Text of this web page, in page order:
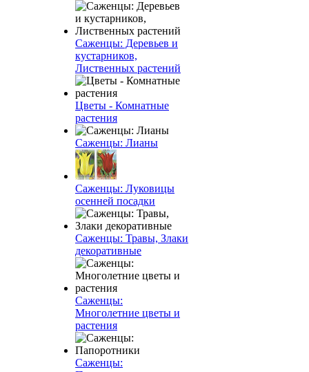
Саженцы: Деревьев и
кустарников,
Лиственных растений
Цветы - Комнатные
растения
Саженцы: Лианы
Саженцы: Луковицы
осенней посадки
Саженцы: Травы, Злаки
декоративные
Саженцы:
Многолетние цветы и
растения
Саженцы: